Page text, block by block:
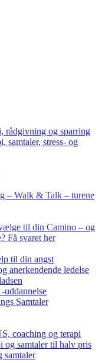
rådgivning og sparring
samtaler, stress- og
– Walk & Talk – turene
til din Camino – og
Få svaret her
til din angst
anerkendende ledelse
uddannelse
Samtaler
coaching og terapi
og samtaler til halv pris